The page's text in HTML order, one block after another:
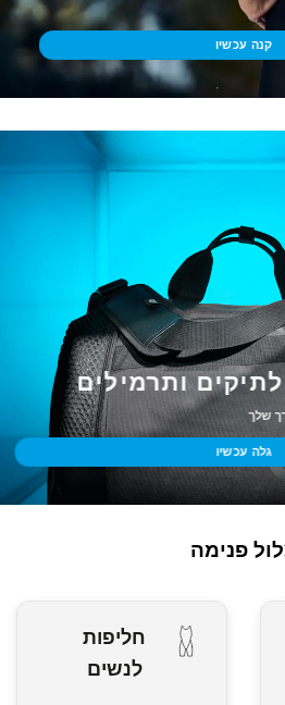
קנה עכשיו
ותרמילים
שלך
גלה עכשיו
פנימה
חליפות
לנשים